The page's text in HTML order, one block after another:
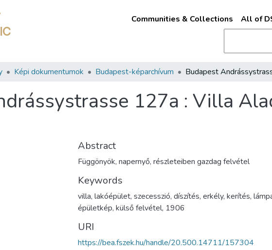
Communities & Collections All of
Képi dokumentumok Budapest-képarchívum
127a : Villa
Abstract
Függönyök, napernyő, részleteiben gazdag felvétel
Keywords
villa, lakóépület, szecesszió, díszítés, erkély, kerítés,
épületkép, külső felvétel, 1906
URI
https://bea.fszek.hu/handle/20.500.14711/157304